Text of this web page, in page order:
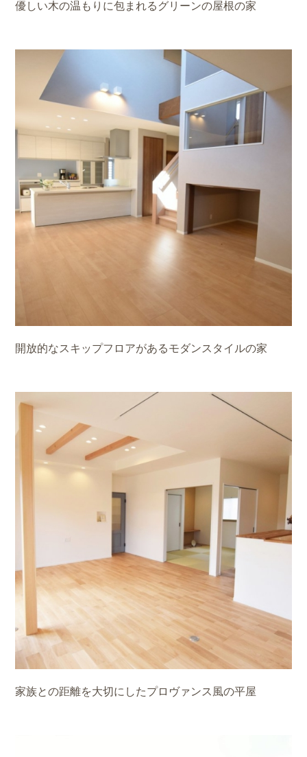
優しい木の温もりに包まれるグリーンの屋根の家
開放的なスキップフロアがあるモダンスタイルの家
家族との距離を大切にしたプロヴァンス風の平屋